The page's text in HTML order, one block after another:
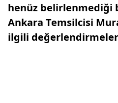
henüz belirlenmediği
Ankara Temsilcisi
ilgili